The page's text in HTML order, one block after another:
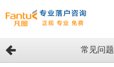
网
站
常见问题